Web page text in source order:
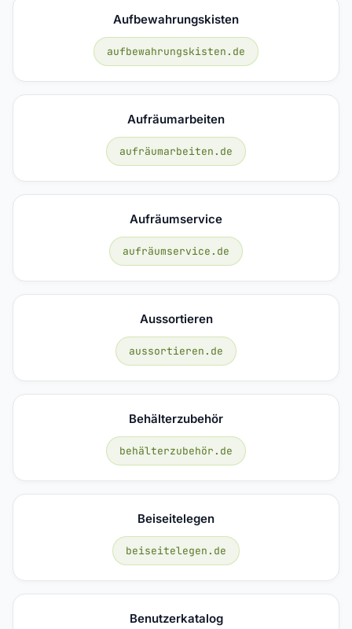
Aufbewahrungskisten
aufbewahrungskisten.de
Aufräumarbeiten
aufräumarbeiten.de
Aufräumservice
aufräumservice.de
Aussortieren
aussortieren.de
Behälterzubehör
behälterzubehör.de
Beiseitelegen
beiseitelegen.de
Benutzerkatalog